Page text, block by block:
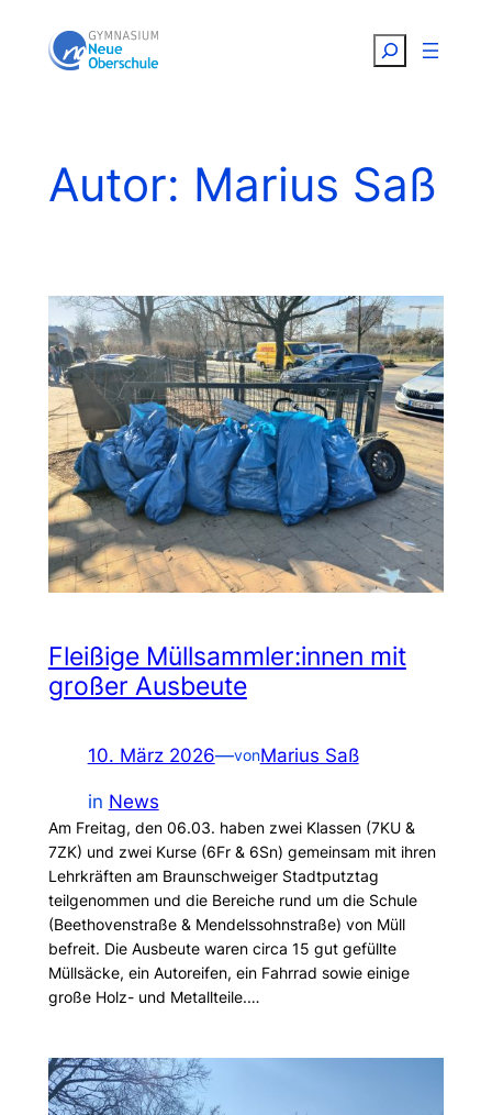
Inhalt
Suchen
Autor: Marius Saß
Fleißige Müllsammler:innen mit
großer Ausbeute
10. März 2026—vonMarius Saß
in News
Am Freitag, den 06.03. haben zwei Klassen (7KU &
7ZK) und zwei Kurse (6Fr & 6Sn) gemeinsam mit ihren
Lehrkräften am Braunschweiger Stadtputztag
teilgenommen und die Bereiche rund um die Schule
(Beethovenstraße & Mendelssohnstraße) von Müll
befreit. Die Ausbeute waren circa 15 gut gefüllte
Müllsäcke, ein Autoreifen, ein Fahrrad sowie einige
große Holz- und Metallteile.…